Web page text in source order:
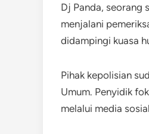
Dj Panda, seorang
menjalani
didampingi kuasa
Pihak kepolisian
Umum. Penyidik
melalui media